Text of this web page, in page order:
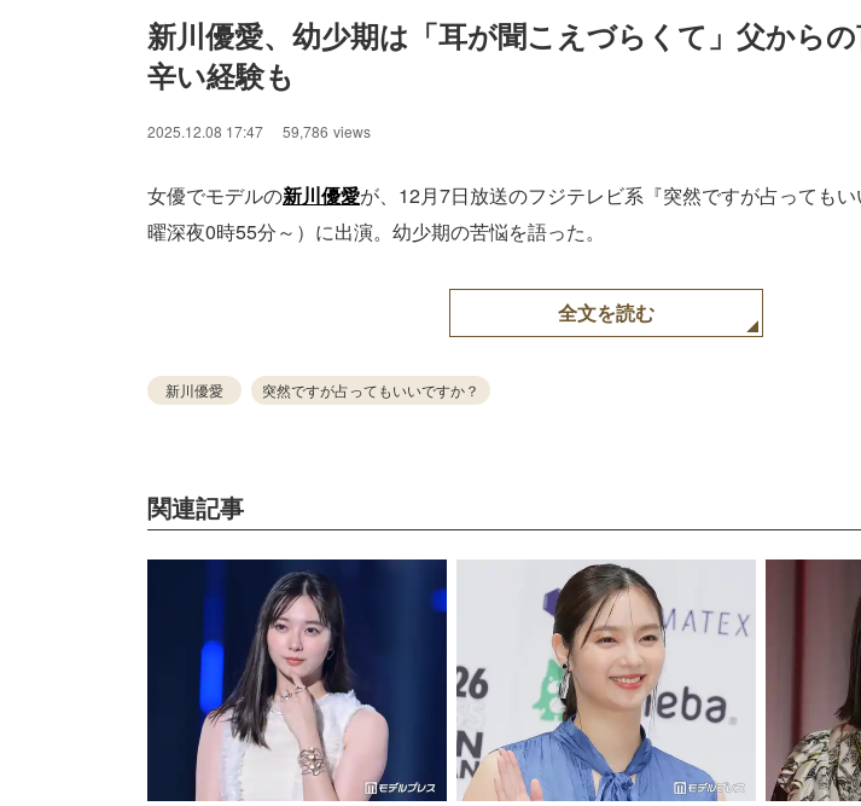
新川優愛、幼少期は「耳が聞こえづらくて」父から
辛い経験も
2025.12.08 17:47 59,786 views
女優でモデルの新川優愛が、12月7日放送のフジテレビ系『突然ですが占っても
曜深夜0時55分～）に出演。幼少期の苦悩を語った。
全文を読む
新川優愛 突然ですが占ってもいいですか？
関連記事